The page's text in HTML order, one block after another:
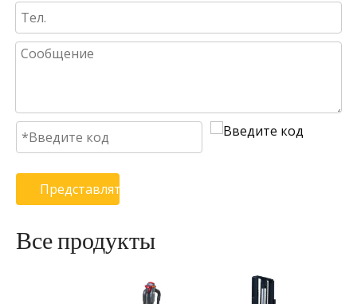
Представлять на рассмотрение
Все продукты